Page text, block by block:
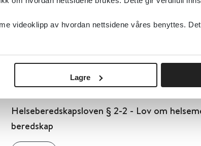
videoklipp av hvordan nettsidene våres benyttes.
Lagre
Helseberedskapsloven § 2-1 - Lov om
beredskap
Helseberedskapsloven § 2-2 - Lov om
beredskap